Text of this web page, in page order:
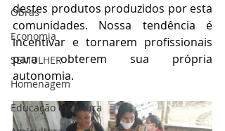
Obras
Economia
SEMULHER
Homenagem
Educação e Cultura
destes produtos produzidos por esta
comunidades. Nossa tendência é
incentivar e tornarem profissionais
para obterem sua própria
autonomia.